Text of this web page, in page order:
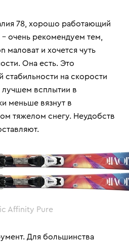
78, хорошо работающий
очень рекомендуем тем,
маловат и хочется чуть
Она есть. Это
на скорости
всплытии в
меньше вязнут в
тяжелом снегу. Неудобств
Affinity Pure
Для большинства